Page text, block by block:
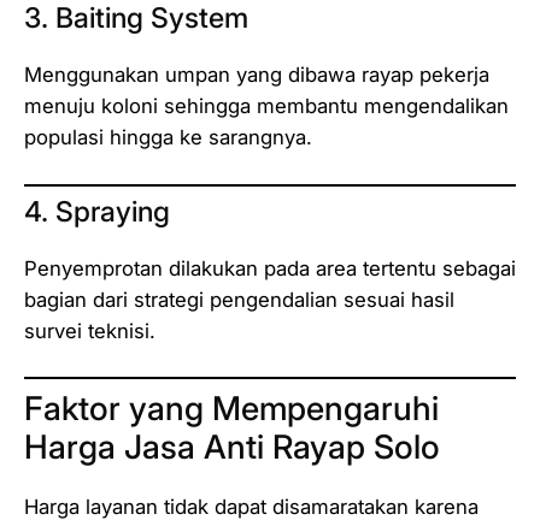
3. Baiting System
Menggunakan umpan yang dibawa rayap pekerja
menuju koloni sehingga membantu mengendalikan
populasi hingga ke sarangnya.
4. Spraying
Penyemprotan dilakukan pada area tertentu sebagai
bagian dari strategi pengendalian sesuai hasil
survei teknisi.
Faktor yang Mempengaruhi
Harga Jasa Anti Rayap Solo
Harga layanan tidak dapat disamaratakan karena